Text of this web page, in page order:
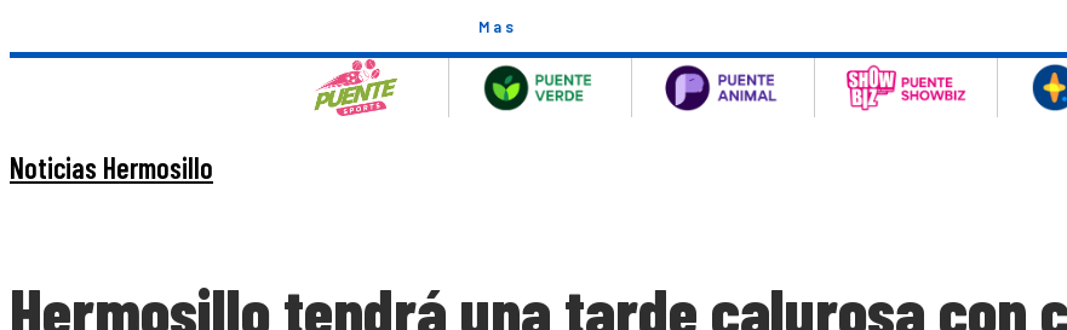
Mas
Noticias Hermosillo
Hermosillo tendrá una tarde calurosa con